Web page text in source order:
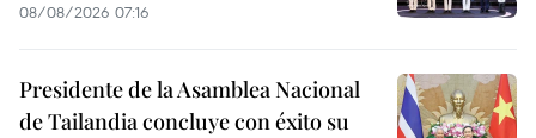
08/08/2026 07:16
Presidente de la Asamblea Nacional
de Tailandia concluye con éxito su